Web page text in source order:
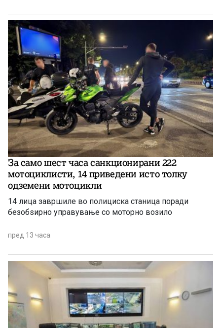
За само шест часа санкционирани 222
мотоциклисти, 14 приведени исто толку
одземени мотоцикли
14 лица завршиле во полициска станица поради
безобѕирно управување со моторно возило
пред 13 часа